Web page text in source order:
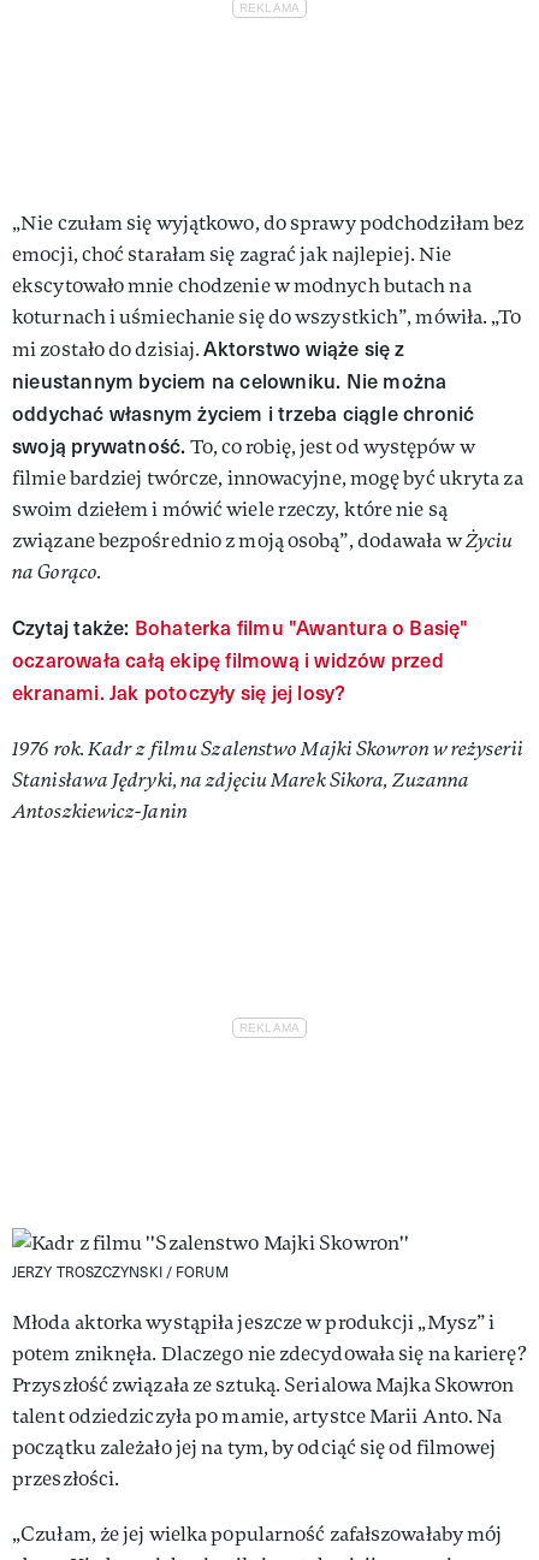
„Nie czułam się wyjątkowo, do sprawy podchodziłam bez
emocji, choć starałam się zagrać jak najlepiej. Nie
ekscytowało mnie chodzenie w modnych butach na
koturnach i uśmiechanie się do wszystkich”, mówiła. „To
mi zostało do dzisiaj.Aktorstwo wiąże się z
nieustannym byciem na celowniku. Nie można
oddychać własnym życiem i trzeba ciągle chronić
swoją prywatność. To, co robię, jest od występów w
filmie bardziej twórcze, innowacyjne, mogę być ukryta za
swoim dziełem i mówić wiele rzeczy, które nie są
związane bezpośrednio z moją osobą”, dodawała wŻyciu
na Gorąco.
Czytaj także: Bohaterka filmu "Awantura o Basię"
oczarowała całą ekipę filmową i widzów przed
ekranami. Jak potoczyły się jej losy?
1976 rok. Kadr z filmu Szalenstwo Majki Skowron w reżyserii
Stanisława Jędryki, na zdjęciu Marek Sikora, Zuzanna
Antoszkiewicz-Janin
JERZY TROSZCZYNSKI / FORUM
Młoda aktorka wystąpiła jeszcze w produkcji „Mysz” i
potem zniknęła. Dlaczego nie zdecydowała się na karierę?
Przyszłość związała ze sztuką. Serialowa Majka Skowron
talent odziedziczyła po mamie, artystce Marii Anto. Na
początku zależało jej na tym, by odciąć się od filmowej
przeszłości.
„Czułam, że jej wielka popularność zafałszowałaby mój